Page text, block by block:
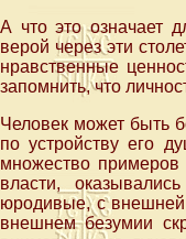
А что это означает
верой через эти
нравственные
запомнить, что
Человек может быть
по устройству его
множество
власти,
юродивые, с внешней
внешнем безумии